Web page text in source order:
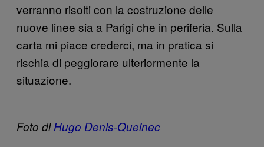
verranno risolti con la costruzione delle
nuove linee sia a Parigi che in periferia. Sulla
carta mi piace crederci, ma in pratica si
rischia di peggiorare ulteriormente la
situazione.
Foto diHugo Denis-Queinec